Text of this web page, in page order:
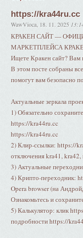
https://kra44ru.cc
WawVioca 18. 11. 2025
КРАКЕН САЙТ —
МАРКЕТПЛЕЙСА
Ищете Кракен сайт? Вам
В этом посте собраны
помогут вам безопасно
Актуальные зеркала
1) Обязательно
https://kra44ru.cc
https://kra44ru.cc
2) Клир-ссылки: https://
отключения kra41,
3) Актуальные
4) Крипто-переходник:
Opera browser (на
Ознакомьтесь и
5) Калькулятор: клик
подробности https://